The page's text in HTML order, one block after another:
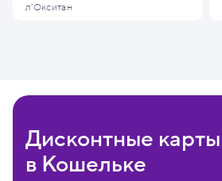
л'Окситан
Дисконтные карты
в Кошельке